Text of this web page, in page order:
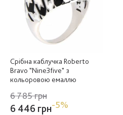
Срібна каблучка Roberto
Bravo "Nine3five" з
кольоровою емаллю
6 785 грн
6 446 грн-5%